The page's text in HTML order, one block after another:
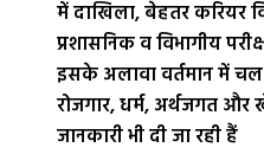
में दाखिला, बेहतर करियर
प्रशासनिक व विभागीय
इसके अलावा वर्तमान में चल
रोजगार, धर्म, अर्थजगत
जानकारी भी दी जा रही हैं